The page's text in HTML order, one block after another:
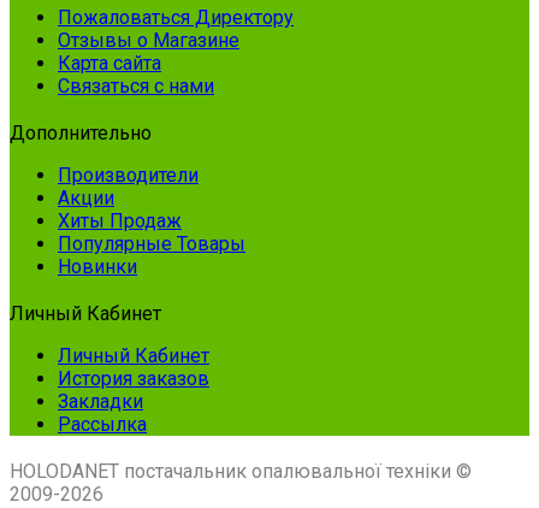
Пожаловаться Директору
Отзывы о Магазине
Карта сайта
Связаться с нами
Дополнительно
Производители
Акции
Хиты Продаж
Популярные Товары
Новинки
Личный Кабинет
Личный Кабинет
История заказов
Закладки
Рассылка
HOLODANET постачальник опалювальної техніки ©
2009-2026